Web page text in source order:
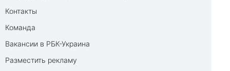
Контакты
Команда
Вакансии в РБК-Украина
Разместить рекламу